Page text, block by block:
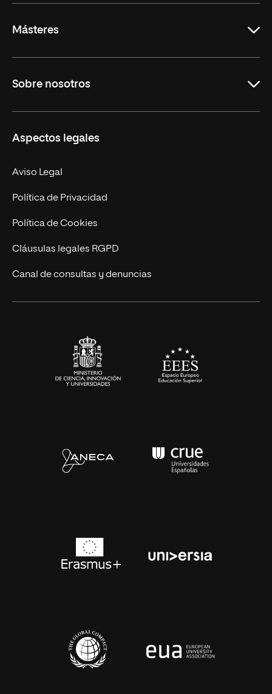
Másteres
Derecho
Empresa
MBA
Marketing y Comunicación
Ingeniería
Diseño
Ciencias de la Salud
Sobre nosotros
Nuestro Equipo
Contacto
Aspectos legales
Aviso Legal
Política de Privacidad
Política de Cookies
Cláusulas legales RGPD
Canal de consultas y denuncias